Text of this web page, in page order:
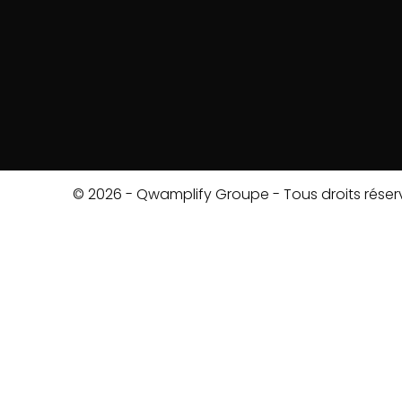
© 2026 - Qwamplify Groupe - Tous droits